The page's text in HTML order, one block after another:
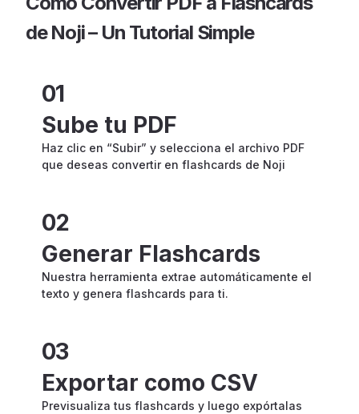
de Noji – Un Tutorial Simple
01
Sube tu PDF
Haz clic en “Subir” y selecciona el archivo PDF
que deseas convertir en flashcards de Noji
02
Generar Flashcards
Nuestra herramienta extrae automáticamente el
texto y genera flashcards para ti.
03
Exportar como CSV
Previsualiza tus flashcards y luego expórtalas